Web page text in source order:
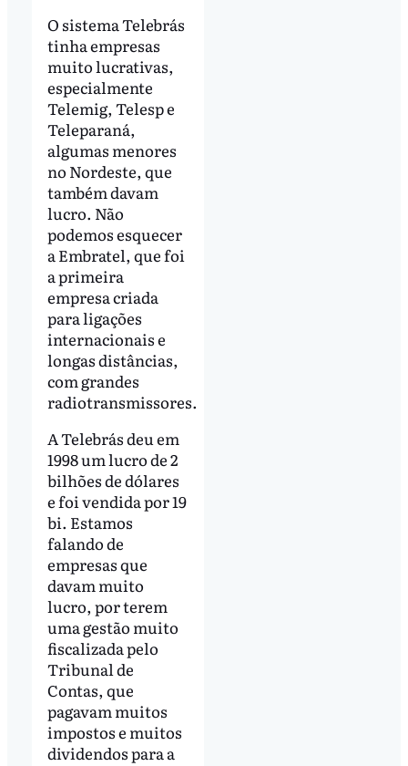
O sistema Telebrás
tinha empresas
muito lucrativas,
especialmente
Telemig, Telesp e
Teleparaná,
algumas menores
no Nordeste, que
também davam
lucro. Não
podemos esquecer
a Embratel, que foi
a primeira
empresa criada
para ligações
internacionais e
longas distâncias,
com grandes
radiotransmissores.
A Telebrás deu em
1998 um lucro de 2
bilhões de dólares
e foi vendida por 19
bi. Estamos
falando de
empresas que
davam muito
lucro, por terem
uma gestão muito
fiscalizada pelo
Tribunal de
Contas, que
pagavam muitos
impostos e muitos
dividendos para a